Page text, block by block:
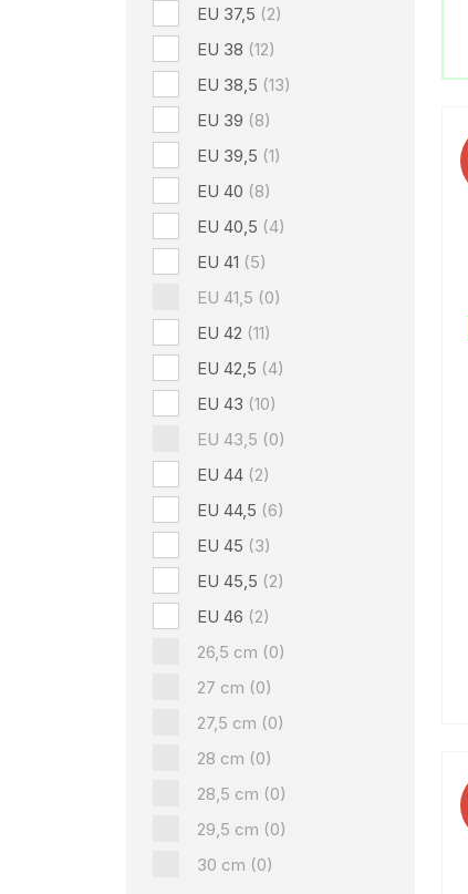
EU 37,5 (2)
EU 38 (12)
EU 38,5 (13)
EU 39 (8)
EU 39,5 (1)
EU 40 (8)
EU 40,5 (4)
EU 41 (5)
EU 41,5 (0)
EU 42 (11)
EU 42,5 (4)
EU 43 (10)
EU 43,5 (0)
EU 44 (2)
EU 44,5 (6)
EU 45 (3)
EU 45,5 (2)
EU 46 (2)
26,5 cm (0)
27 cm (0)
27,5 cm (0)
28 cm (0)
28,5 cm (0)
29,5 cm (0)
30 cm (0)